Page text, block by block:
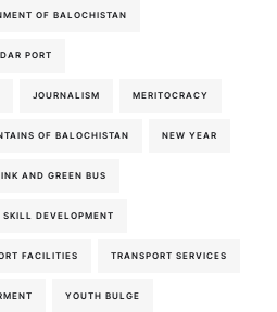
OF BALOCHISTAN
PORT
JOURNALISM MERITOCRACY
OF BALOCHISTAN NEW YEAR
AND GREEN BUS
SKILL DEVELOPMENT
FACILITIES TRANSPORT SERVICES
YOUTH BULGE